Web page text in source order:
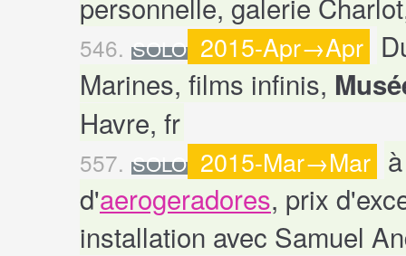
546. SOLO 2015-Apr→Apr
Marines, films infinis,
Havre, fr
557. SOLO 2015-Mar→Mar
d'aerogeradores, prix
installation avec Samuel